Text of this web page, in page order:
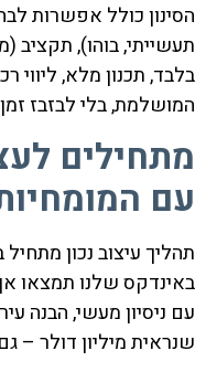
הסינון כולל אפשרות
תעשייתי, בוהו), תקציב
בלבד, תכנון מלא, ליווי
המושלמת, בלי לבזבז
מתחילים
עם
תהליך עיצוב נכון
באינדקס שלנו תמצאו
עם ניסיון מעשי, הבנה
שנראית מיליון דולר –